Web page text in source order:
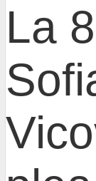
La